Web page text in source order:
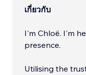
เกี่ยวกับ
I'm Chloë. I'm
presence.
Utilising the